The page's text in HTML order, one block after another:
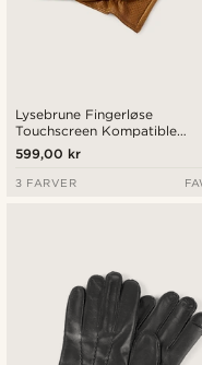
Lysebrune Fingerløse
Touchscreen Kompatible
Kørehandsker
599,00 kr
3 FARVER